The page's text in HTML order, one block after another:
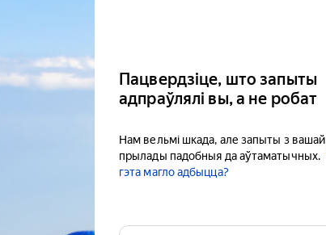
Пацвердзіце, што запыты
адпраўлялі вы, а не робат
Нам вельмі шкада, але запыты з вашай
прылады падобныя да аўтаматычных.
гэта магло адбыцца?